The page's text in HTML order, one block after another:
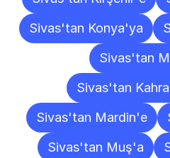
Sivas'tan Konya'ya
Sivas'tan
Sivas'tan
Sivas'tan Mardin'e
Sivas'tan Muş'a